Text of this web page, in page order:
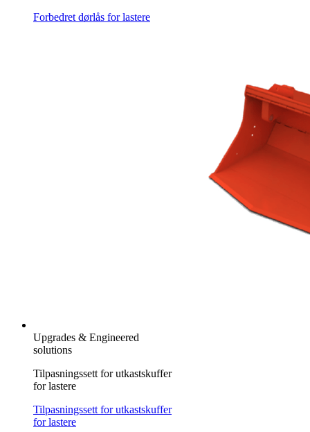
Forbedret dørlås for lastere
Upgrades & Engineered
solutions
Tilpasningssett for utkastskuffer
for lastere
Tilpasningssett for utkastskuffer
for lastere